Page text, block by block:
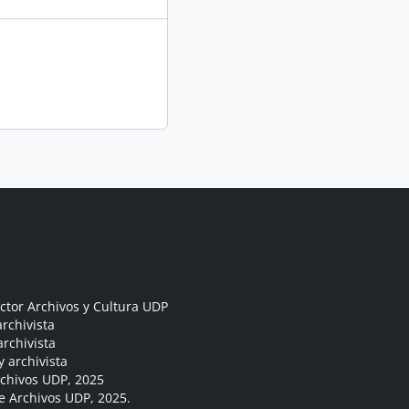
Archivos y Cultura UDP
archivista
UDP, 2025
UDP, 2025.